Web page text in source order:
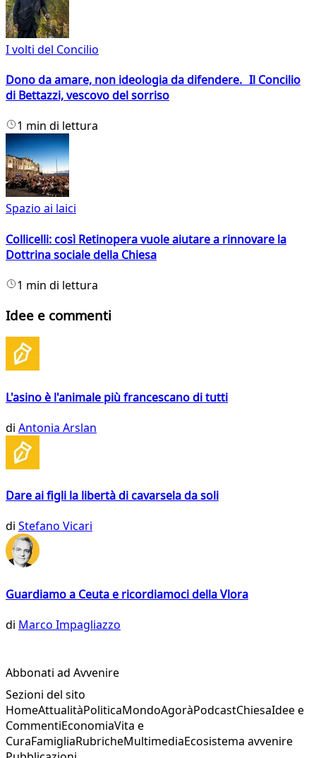
I volti del Concilio
Dono da amare, non ideologia da difendere. Il Concilio
di Bettazzi, vescovo del sorriso
1 min di lettura
Spazio ai laici
Collicelli: così Retinopera vuole aiutare a rinnovare la
Dottrina sociale della Chiesa
1 min di lettura
Idee e commenti
L'asino è l'animale più francescano di tutti
di Antonia Arslan
Dare ai figli la libertà di cavarsela da soli
di Stefano Vicari
Guardiamo a Ceuta e ricordiamoci della Vlora
di Marco Impagliazzo
Abbonati ad Avvenire
Sezioni del sito
HomeAttualitàPoliticaMondoAgoràPodcastChiesaIdee e
CommentiEconomiaVita e
CuraFamigliaRubricheMultimediaEcosistema avvenire